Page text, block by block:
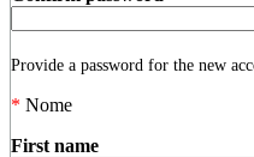
Provide a password for the new
* Nome
First name